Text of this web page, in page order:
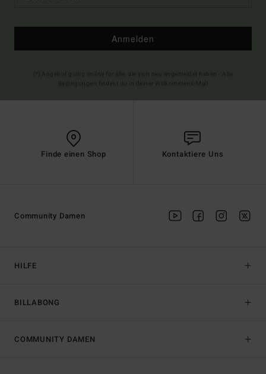
Anmelden
Finde einen Shop Kontaktiere Uns
HILFE
BILLABONG
Community Damen
COMMUNITY DAMEN